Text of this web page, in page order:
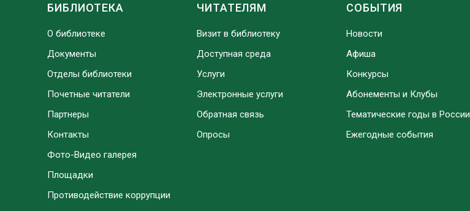
БИБЛИОТЕКА
О библиотеке
Документы
Отделы библиотеки
Почетные читатели
Партнеры
Контакты
Фото-Видео галерея
Площадки
Противодействие коррупции
ЧИТАТЕЛЯМ
Визит в библиотеку
Доступная среда
Услуги
Электронные услуги
Обратная связь
Опросы
СОБЫТИЯ
Новости
Афиша
Конкурсы
Абонементы и Клубы
Тематические годы в России
Ежегодные события